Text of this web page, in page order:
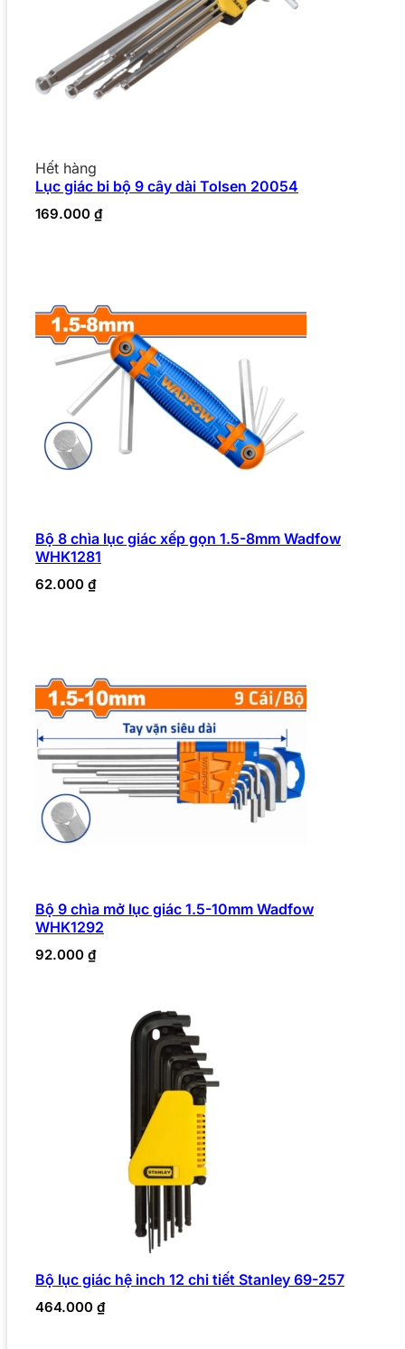
Hết hàng
Lục giác bi bộ 9 cây dài Tolsen 20054
169.000 ₫
Bộ 8 chìa lục giác xếp gọn 1.5-8mm Wadfow
WHK1281
62.000 ₫
Bộ 9 chìa mở lục giác 1.5-10mm Wadfow
WHK1292
92.000 ₫
Bộ lục giác hệ inch 12 chi tiết Stanley 69-257
464.000 ₫